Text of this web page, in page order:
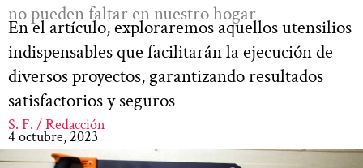
no pueden faltar en nuestro hogar
En el artículo, exploraremos aquellos utensilios
indispensables que facilitarán la ejecución de
diversos proyectos, garantizando resultados
satisfactorios y seguros
S. F. / Redacción
4 octubre, 2023